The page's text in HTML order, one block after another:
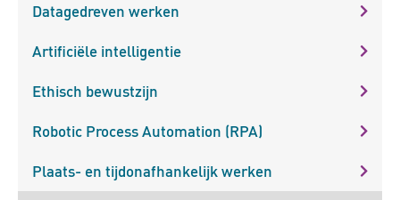
Datagedreven werken
Artificiële intelligentie
Ethisch bewustzijn
Robotic Process Automation (RPA)
Plaats- en tijdonafhankelijk werken